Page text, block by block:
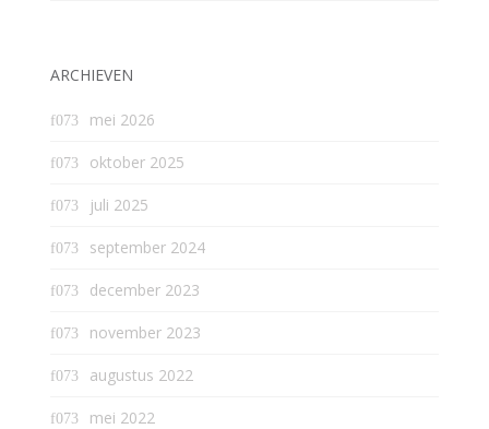
ARCHIEVEN
mei 2026
oktober 2025
juli 2025
september 2024
december 2023
november 2023
augustus 2022
mei 2022